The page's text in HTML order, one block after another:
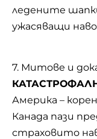
ледените
ужасяващи
7. Митове и
Америка –
Канада пази
страховито